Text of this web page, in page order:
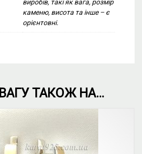
виробів, такі як вага, розмір
каменю, висота та інше – є
орієнтовні.
ТАКОЖ НА…